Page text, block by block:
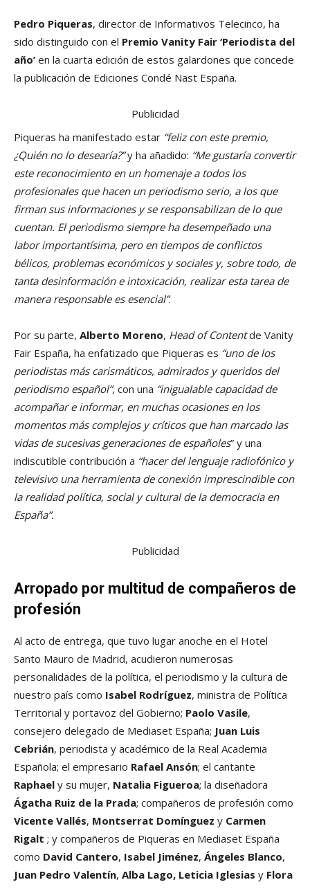
Pedro Piqueras, director de Informativos Telecinco, ha
sido distinguido con el Premio Vanity Fair ‘Periodista del
año’ en la cuarta edición de estos galardones que concede
la publicación de Ediciones Condé Nast España.
Publicidad
Piqueras ha manifestado estar “feliz con este premio,
¿Quién no lo desearía?”y ha añadido: “Me gustaría convertir
este reconocimiento en un homenaje a todos los
profesionales que hacen un periodismo serio, a los que
firman sus informaciones y se responsabilizan de lo que
cuentan. El periodismo siempre ha desempeñado una
labor importantísima, pero en tiempos de conflictos
bélicos, problemas económicos y sociales y, sobre todo, de
tanta desinformación e intoxicación, realizar esta tarea de
manera responsable es esencial”.
Por su parte, Alberto Moreno, Head of Contentde Vanity
Fair España, ha enfatizado que Piqueras es “uno de los
periodistas más carismáticos, admirados y queridos del
periodismo español”, con una “inigualable capacidad de
acompañar e informar, en muchas ocasiones en los
momentos más complejos y críticos que han marcado las
vidas de sucesivas generaciones de españoles” y una
indiscutible contribución a “hacer del lenguaje radiofónico y
televisivo una herramienta de conexión imprescindible con
la realidad política, social y cultural de la democracia en
España”.
Publicidad
Arropado por multitud de compañeros de
profesión
Al acto de entrega, que tuvo lugar anoche en el Hotel
Santo Mauro de Madrid, acudieron numerosas
personalidades de la política, el periodismo y la cultura de
nuestro país como Isabel Rodríguez, ministra de Política
Territorial y portavoz del Gobierno; Paolo Vasile,
consejero delegado de Mediaset España; Juan Luis
Cebrián, periodista y académico de la Real Academia
Española; el empresario Rafael Ansón; el cantante
Raphael y su mujer, Natalia Figueroa; la diseñadora
Ágatha Ruiz de la Prada; compañeros de profesión como
Vicente Vallés, Montserrat Domínguez y Carmen
Rigalt ; y compañeros de Piqueras en Mediaset España
como David Cantero, Isabel Jiménez, Ángeles Blanco,
Juan Pedro Valentín, Alba Lago, Leticia Iglesias y Flora